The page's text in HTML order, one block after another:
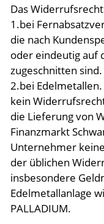
Das
1.bei
die nach
oder eindeutig auf
zugeschnitten sind.
2.bei
kein
die Lieferung von
Finanzmarkt
Unternehmer
der üblichen
insbesondere
Edelmetallanlage
PALLADIUM.